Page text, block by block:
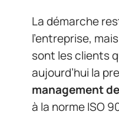
La démarche
l’entreprise,
sont les clients
aujourd’hui la
management
à la norme ISO